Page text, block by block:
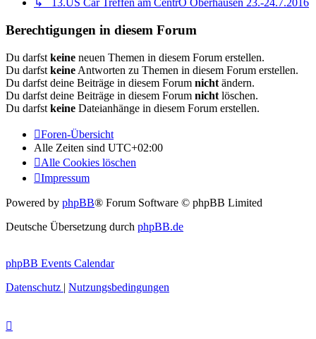
↳ 13.US Car Treffen am CentrO Oberhausen 23.-24.7.2016
Berechtigungen in diesem Forum
Du darfst keine neuen Themen in diesem Forum erstellen.
Du darfst keine Antworten zu Themen in diesem Forum erstellen.
Du darfst deine Beiträge in diesem Forum nicht ändern.
Du darfst deine Beiträge in diesem Forum nicht löschen.
Du darfst keine Dateianhänge in diesem Forum erstellen.
Foren-Übersicht
Alle Zeiten sind UTC+02:00
Alle Cookies löschen
Impressum
Powered by phpBB® Forum Software © phpBB Limited
Deutsche Übersetzung durch phpBB.de
phpBB Events Calendar
Datenschutz | Nutzungsbedingungen